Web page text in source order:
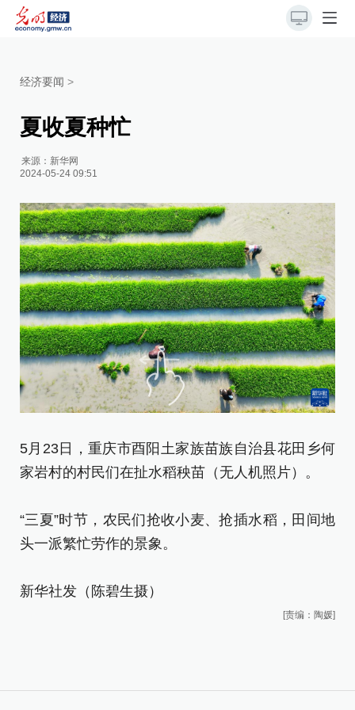
经济要闻 >
夏收夏种忙
来源： 新华网
2024-05-24 09:51
5月23日，重庆市酉阳土家族苗族自治县花田乡何
家岩村的村民们在扯水稻秧苗（无人机照片）。
“三夏”时节，农民们抢收小麦、抢插水稻，田间地
头一派繁忙劳作的景象。
新华社发（陈碧生摄）
[责编：陶媛]